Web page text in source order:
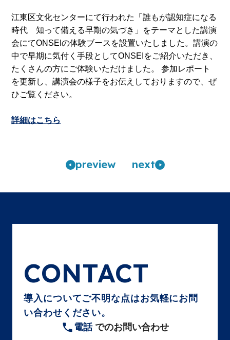
江東区文化センターにて行われた「誰もが認知症になる
時代 知って備える早期の気づき」をテーマとした講演
会にてONSEIの体験ブースを設置いたしました。講演の
中で早期に気付く手段としてONSEIをご紹介いただき、
たくさんの方にご体験いただけました。 参加レポート
を更新し、講演会の様子をお伝えしておりますので、ぜ
ひご覧ください。
詳細はこちら
preview next
CONTACT
導入についてご不明な点はお気軽にお問
い合わせください。
電話でのお問い合わせ